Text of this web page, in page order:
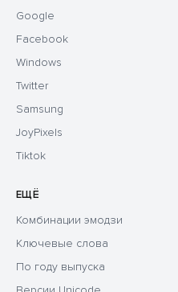
Google
Facebook
Windows
Twitter
Samsung
JoyPixels
Tiktok
ЕЩЁ
Комбинации эмодзи
Ключевые слова
По году выпуска